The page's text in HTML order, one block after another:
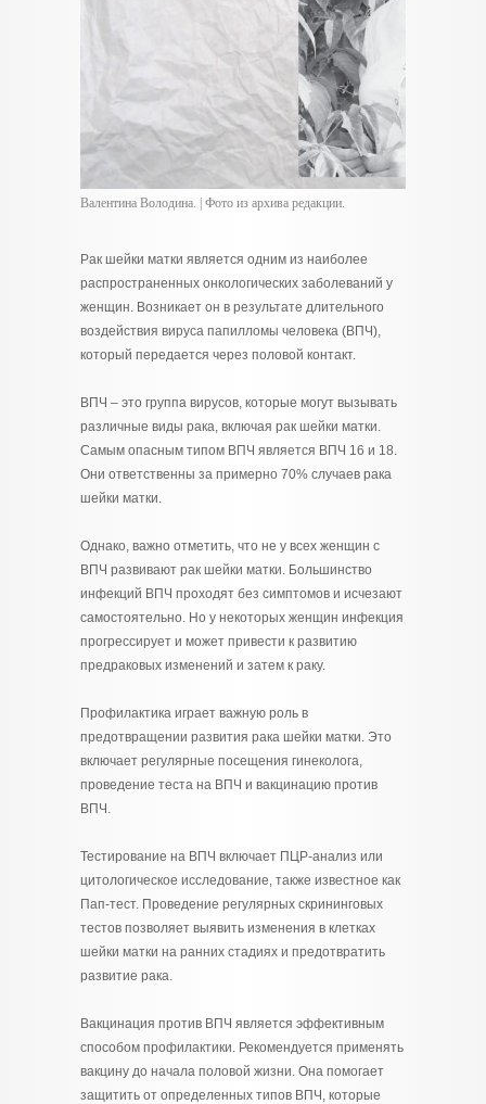
Валентина Володина. | Фото из архива редакции.
Рак шейки матки является одним из наиболее
распространенных онкологических заболеваний у
женщин. Возникает он в результате длительного
воздействия вируса папилломы человека (ВПЧ),
который передается через половой контакт.
ВПЧ – это группа вирусов, которые могут вызывать
различные виды рака, включая рак шейки матки.
Самым опасным типом ВПЧ является ВПЧ 16 и 18.
Они ответственны за примерно 70% случаев рака
шейки матки.
Однако, важно отметить, что не у всех женщин с
ВПЧ развивают рак шейки матки. Большинство
инфекций ВПЧ проходят без симптомов и исчезают
самостоятельно. Но у некоторых женщин инфекция
прогрессирует и может привести к развитию
предраковых изменений и затем к раку.
Профилактика играет важную роль в
предотвращении развития рака шейки матки. Это
включает регулярные посещения гинеколога,
проведение теста на ВПЧ и вакцинацию против
ВПЧ.
Тестирование на ВПЧ включает ПЦР-анализ или
цитологическое исследование, также известное как
Пап-тест. Проведение регулярных скрининговых
тестов позволяет выявить изменения в клетках
шейки матки на ранних стадиях и предотвратить
развитие рака.
Вакцинация против ВПЧ является эффективным
способом профилактики. Рекомендуется применять
вакцину до начала половой жизни. Она помогает
защитить от определенных типов ВПЧ, которые